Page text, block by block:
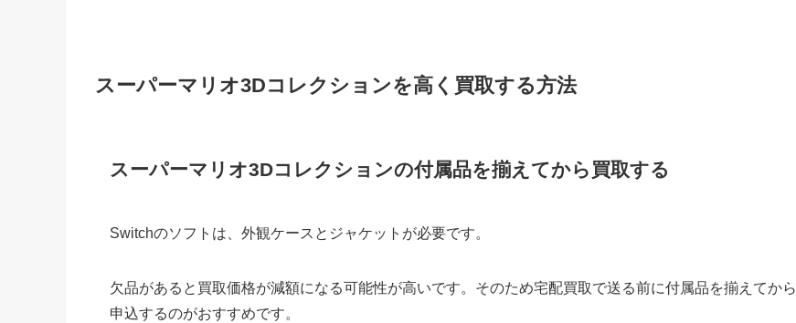
スーパーマリオ3Dコレクションを高く買取する方法
スーパーマリオ3Dコレクションの付属品を揃えてから買取する
Switchのソフトは、外観ケースとジャケットが必要です。
欠品があると買取価格が減額になる可能性が高いです。そのため宅配買取で送る前に付属品を揃えてから
申込するのがおすすめです。